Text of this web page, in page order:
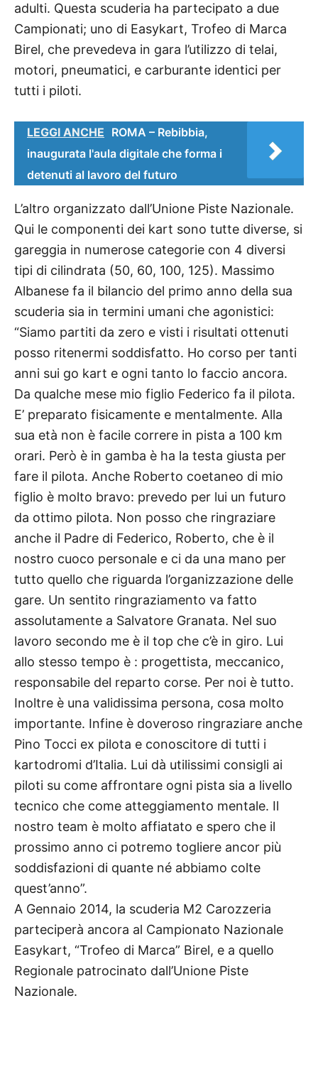
adulti. Questa scuderia ha partecipato a due
Campionati; uno di Easykart, Trofeo di Marca
Birel, che prevedeva in gara l’utilizzo di telai,
motori, pneumatici, e carburante identici per
tutti i piloti.
LEGGI ANCHE ROMA – Rebibbia,
inaugurata l'aula digitale che forma i
detenuti al lavoro del futuro
L’altro organizzato dall’Unione Piste Nazionale.
Qui le componenti dei kart sono tutte diverse, si
gareggia in numerose categorie con 4 diversi
tipi di cilindrata (50, 60, 100, 125). Massimo
Albanese fa il bilancio del primo anno della sua
scuderia sia in termini umani che agonistici:
“Siamo partiti da zero e visti i risultati ottenuti
posso ritenermi soddisfatto. Ho corso per tanti
anni sui go kart e ogni tanto lo faccio ancora.
Da qualche mese mio figlio Federico fa il pilota.
E’ preparato fisicamente e mentalmente. Alla
sua età non è facile correre in pista a 100 km
orari. Però è in gamba è ha la testa giusta per
fare il pilota. Anche Roberto coetaneo di mio
figlio è molto bravo: prevedo per lui un futuro
da ottimo pilota. Non posso che ringraziare
anche il Padre di Federico, Roberto, che è il
nostro cuoco personale e ci da una mano per
tutto quello che riguarda l’organizzazione delle
gare. Un sentito ringraziamento va fatto
assolutamente a Salvatore Granata. Nel suo
lavoro secondo me è il top che c’è in giro. Lui
allo stesso tempo è : progettista, meccanico,
responsabile del reparto corse. Per noi è tutto.
Inoltre è una validissima persona, cosa molto
importante. Infine è doveroso ringraziare anche
Pino Tocci ex pilota e conoscitore di tutti i
kartodromi d’Italia. Lui dà utilissimi consigli ai
piloti su come affrontare ogni pista sia a livello
tecnico che come atteggiamento mentale. Il
nostro team è molto affiatato e spero che il
prossimo anno ci potremo togliere ancor più
soddisfazioni di quante né abbiamo colte
quest’anno”.
A Gennaio 2014, la scuderia M2 Carozzeria
parteciperà ancora al Campionato Nazionale
Easykart, “Trofeo di Marca” Birel, e a quello
Regionale patrocinato dall’Unione Piste
Nazionale.